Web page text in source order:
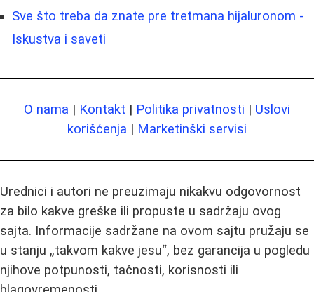
Sve što treba da znate pre tretmana hijaluronom -
Iskustva i saveti
O nama | Kontakt | Politika privatnosti | Uslovi
korišćenja | Marketinški servisi
Urednici i autori ne preuzimaju nikakvu odgovornost
za bilo kakve greške ili propuste u sadržaju ovog
sajta. Informacije sadržane na ovom sajtu pružaju se
u stanju „takvom kakve jesu“, bez garancija u pogledu
njihove potpunosti, tačnosti, korisnosti ili